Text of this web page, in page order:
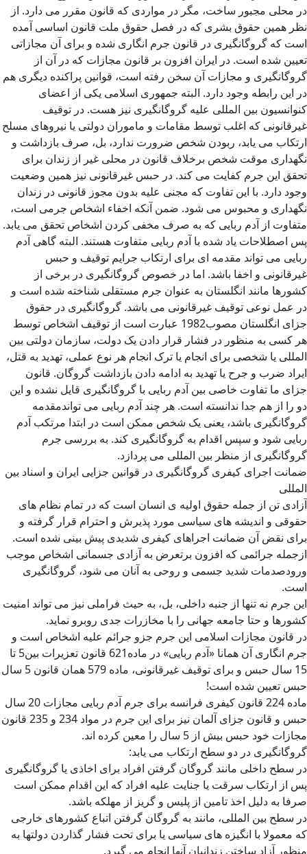
در محلی مجبور ساخت، مگر در مواردی که قانون مقرر می دارد. از
نظر همین حقوق بشری که در فصل حقوق ملت قانون اساسی آمده
است که گروگانگیری در قانون جرم انگاری شده و برای آن مجازاتی
تعیین شده است. در ایران افزون بر قانون مجازات که در آن از
گروگانگیری و مجازات آن سخن رفته است، قوانین پراکنده دیگری هم
در این رابطه وجود دارد. البته جمهوری اسلامی یکی از اعضای
کنوانسیون بین المللی علیه گروگانگیری نیز هست. در توقیف
غیرقانونی که اغلب توسط مقامات و ماموران دولتی یا نیروهای مسلح
ارتکاب می یابد، ربودن شخص ضرورت ندارد، بل، صرف بازداشت و
نگهداری موقت شخص برخلاف قانون در محلی غیر از زندان برای
تحقق این جرم کفایت می کند. در حبس غیرقانونی نیز همین وضعیت
وجود دارد. با این تفاوت که مجنی علیه بدون مجوز قانونی در زندان
نگهداری و محبوس می شود. ضمن آنکه اخفاء اشخاص جرمی است،
متفاوت از آدم ربایی که به صرف مخفی کردن اشخاص تحقق می یابد.
پس اصطلاحات یاد شده با آدم ربایی متفاوت هستند. البته گاهی آدم
ربایی می تواند مقدمه ای برای ارتکاب جرایم توقیف و حبس
غیرقانونی و اخفا باشد. اما در خصوص گروگانگیری در برخی از
کشورها مانند انگلستان به عنوان جرم مستقلی شناخته شده است و
در عمل نوعی توقیف غیرقانونی می باشد. گروگانگیری در حقوق
جزای انگلستان مصوب1982 عبارت است از توقیف اشخاص توسط
هر کسی به منظور در فشار قرار دادن یک دولت، سازمان دولتی بین
المللی یا شخصی برای انجام یا ترک انجام هر نوع عملی، تهدید به قتل،
ایراد ضرب و جرح یا تهدید به ادامه دادن بازداشت گروگان. قانون
جزای ما تفاوت خاصی بین آدم ربایی با گروگانگیری قایل نشده و این
دو را از هم جدا ندانسته است. هر چند آدم ربایی می تواندمقدمه
گروگانگیری باشد، یعنی یک شخص ممکن است در ابتدا مرتکب آدم
ربایی شود و سپس اقدام به گروگانگیری کند. به بررسی جرم
گروگانگیری از منظر بین المللی می پردازد.
ضمانت اجرای کیفری گروگانگیری در قوانین جزایی ایران و اسناد بین
المللی
آزادی تن از جمله حقوق اولیه ی انسان است که در تمام نظام های
حقوقی و اندیشه های سیاسی مورد پذیرش و احترام قرار گرفته و
برای نقض آن ضمانت اجراهای کیفری شدیدی پیش بینی شده است.
ازجمله جرائمی که افزون برتعرض به آزادی جسمانی اشخاص موجب
ورودصدمات شدید جسمی و روحی به آنان می شود، گروگانگیری
است.
این جرم نه تنها از جنبه داخلی، بل، به حیث فراملی نیز می تواند امنیت
کشورها و حتا جامعه جهانی را با مخازرات جدی روبرو نماید.
در قانون مجازات اسلامی این جرم جزو جرائم علیه اشخاص است و
جرم انگاری آن همانا «آدم ربایی» در ماده621 قانون تعزیرات بین5 تا
15 سال حبس و برای توقیف غیرقانونی، ماده 579 همان قانون 5 سال
حبس تعیین شده است!
ماده 224 قانون کیفری فرانسه برای جرم آدم ربایی مجازات 20 سال
حبس و قانون جزای آلمان نیز برای این جرم در مواد 234 و 235 قانون
مجازات خود حبس بیش از 5 سال را معین کرده اند.
گروگانگیری در دو سطح ارتکاب می یابد:
در سطح داخلی مانند گروگان گرفتن افراد برای اخاذی یا گروگانگیری
پس از ارتکاب سرقت یا جنایت علیه افراد که این اقدام ممکن است
صرفا به دلیل اخذ تامین از پلیس و گریز از مهلکه باشد.
در سطح بین المللی، مانند به گروگان گرفتن اتباع کشورهای خارجی
که معمولا با انگیزه های سیاسی یا برای تحت فشار گذاردن دولتها به
منظور آزاد ساختن زندانیان آنها انجام می گیرد.